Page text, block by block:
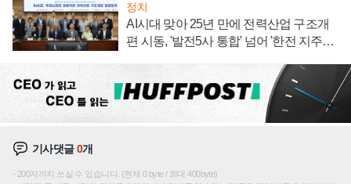
정치
AI시대 맞아 25년 만에 전력산업 구조개
편 시동, '발전5사 통합' 넘어 '한전 지주사'
기사댓글0개
200자까지 쓰실 수 있습니다. (현재 0 byte / 최대 400byte)